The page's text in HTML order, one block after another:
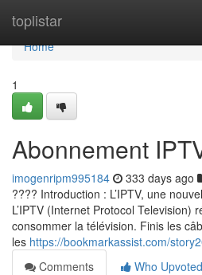
toplistar
Home
Home
1
Abonnement
imogenripm995184 333 days ago
???? Introduction : L’IPTV, une
L’IPTV (Internet Protocol Television)
consommer la télévision. Finis les
les https://bookmarkassist.com/
Comments
Who Upvoted